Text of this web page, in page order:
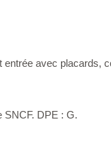
avec placards,
SNCF. DPE : G.